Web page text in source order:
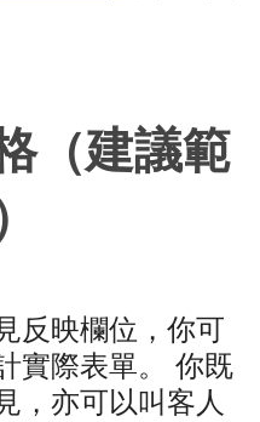
（建議範
反映欄位，你可
實際表單。 你既
，亦可以叫客人